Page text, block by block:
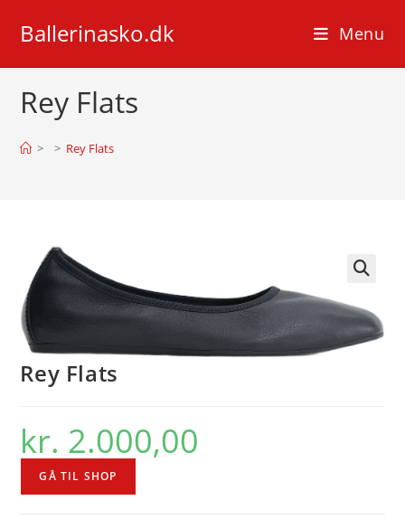
Ballerinasko.dk Menu
Rey Flats
> > Rey Flats
Rey Flats
kr. 2.000,00
GÅ TIL SHOP